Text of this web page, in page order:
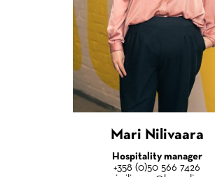
Mari Nilivaara
Hospitality manager
+358 (0)50 566 7426